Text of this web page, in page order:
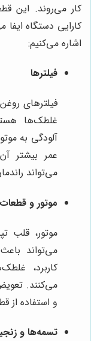
کار می‌روند. این
کارایی دستگاه ایفا
اشاره می‌کنیم:
فیلترها
فیلترهای
غلطک‌ها
آلودگی به
عمر بیشتر
می‌تواند
موتور و
موتور، قلب
می‌تواند
کاربرد،
می‌کنند.
و استفاده
تسمه‌ها و